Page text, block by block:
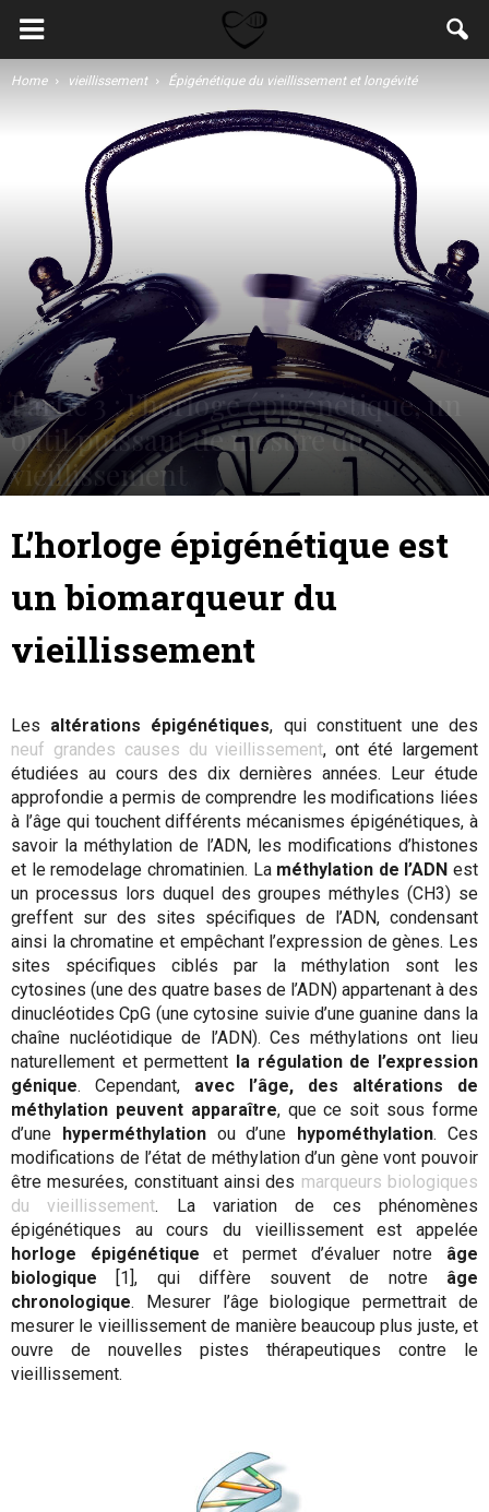
Home vieillissement Épigénétique du vieillissement et longévité
Partie 3 : l’horloge épigénétique, un
outil puissant de mesure du
vieillissement
L’horloge épigénétique est
un biomarqueur du
vieillissement
Les altérations épigénétiques, qui constituent une des
neuf grandes causes du vieillissement, ont été largement
étudiées au cours des dix dernières années. Leur étude
approfondie a permis de comprendre les modifications liées
à l’âge qui touchent différents mécanismes épigénétiques, à
savoir la méthylation de l’ADN, les modifications d’histones
et le remodelage chromatinien. La méthylation de l’ADN est
un processus lors duquel des groupes méthyles (CH3) se
greffent sur des sites spécifiques de l’ADN, condensant
ainsi la chromatine et empêchant l’expression de gènes. Les
sites spécifiques ciblés par la méthylation sont les
cytosines (une des quatre bases de l’ADN) appartenant à des
dinucléotides CpG (une cytosine suivie d’une guanine dans la
chaîne nucléotidique de l’ADN). Ces méthylations ont lieu
naturellement et permettent la régulation de l’expression
génique. Cependant, avec l’âge, des altérations de
méthylation peuvent apparaître, que ce soit sous forme
d’une hyperméthylationou d’une hypométhylation. Ces
modifications de l’état de méthylation d’un gène vont pouvoir
être mesurées, constituant ainsi des marqueurs biologiques
du vieillissement. La variation de ces phénomènes
épigénétiques au cours du vieillissement est appelée
horloge épigénétique et permet d’évaluer notre âge
biologique [1], qui diffère souvent de notre âge
chronologique. Mesurer l’âge biologique permettrait de
mesurer le vieillissement de manière beaucoup plus juste, et
ouvre de nouvelles pistes thérapeutiques contre le
vieillissement.